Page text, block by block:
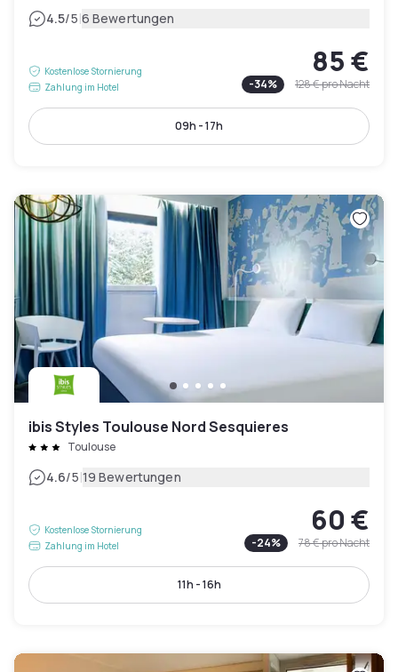
4.5/5|6 Bewertungen
Kostenlose Stornierung
Zahlung im Hotel
85 €
-34% 128 €pro Nacht
09h - 17h
ibis Styles Toulouse Nord Sesquieres
Toulouse
4.6/5|19 Bewertungen
Kostenlose Stornierung
Zahlung im Hotel
60 €
-24% 78 €pro Nacht
11h - 16h